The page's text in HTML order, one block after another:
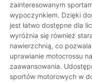
zainteresowanym
wypoczynkiem. Dzięki
jest łatwo dostępne dla
wyróżnia się również
nawierzchnią, co
uprawianie motocrossu
zaawansowania.
sportów motorowych w